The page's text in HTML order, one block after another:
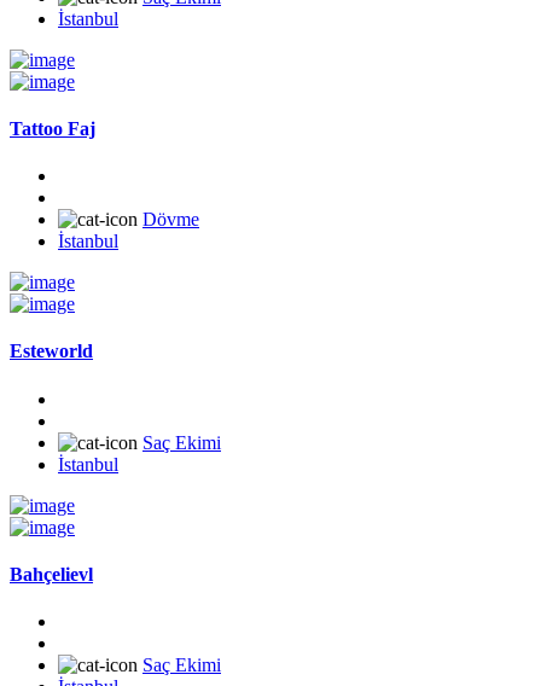
İstanbul
Tattoo Faj
Dövme
İstanbul
Esteworld
Saç Ekimi
İstanbul
Bahçelievl
Saç Ekimi